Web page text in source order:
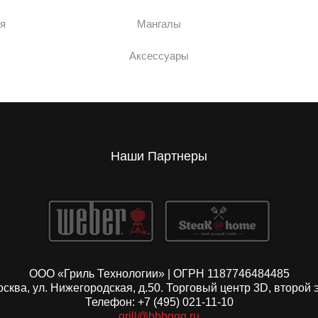
Мангалы
Аксессуары
Наши Партнеры
ООО «Гриль Технологии» | ОГРН 1187746484485
ул. Нижегородская, д.50. Торговый центр 3D, второй
Телефон: +7 (495) 021-11-10